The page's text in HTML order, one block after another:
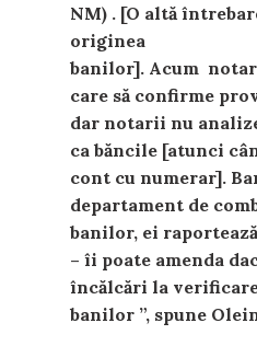
NM) . [O altă
originea
banilor]. Acum
care să confirme
dar notarii nu
ca băncile [atunci
cont cu numerar].
departament de
banilor, ei
– îi poate amenda
încălcări la
banilor ”, spune